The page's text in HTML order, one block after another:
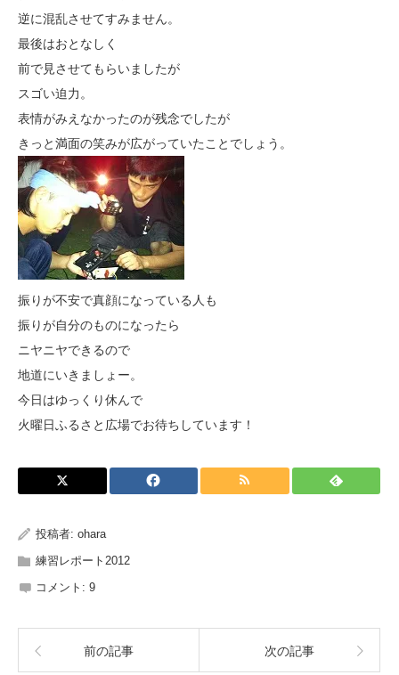
逆に混乱させてすみません。
最後はおとなしく
前で見させてもらいましたが
スゴい迫力。
表情がみえなかったのが残念でしたが
きっと満面の笑みが広がっていたことでしょう。
振りが不安で真顔になっている人も
振りが自分のものになったら
ニヤニヤできるので
地道にいきましょー。
今日はゆっくり休んで
火曜日ふるさと広場でお待ちしています！
投稿者: ohara
練習レポート2012
コメント: 9
前の記事 次の記事